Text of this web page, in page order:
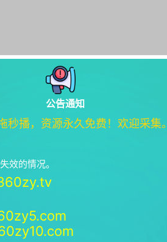
公告通知
播，资源永久免费！欢迎采集。
效的情况。